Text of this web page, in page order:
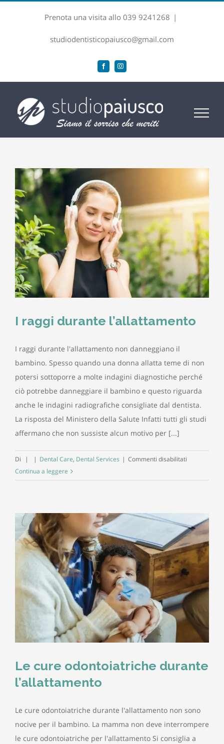
Prenota una visita allo 039 9241268 |
studiodentisticopaiusco@gmail.com
FacebookInstagram
I raggi durante l’allattamento
I raggi durante l'allattamento non danneggiano il
bambino. Spesso quando una donna allatta teme di non
potersi sottoporre a molte indagini diagnostiche perché
ciò potrebbe danneggiare il bambino e questo riguarda
anche le indagini radiografiche consigliate dal dentista.
La risposta del Ministero della Salute Infatti tutti gli studi
affermano che non sussiste alcun motivo per [...]
Di | | Dental Care, Dental Services | Commenti disabilitati
Continua a leggere
Le cure odontoiatriche durante
l’allattamento
Le cure odontoiatriche durante l'allattamento non sono
nocive per il bambino. La mamma non deve interrompere
le cure odontoiatriche per l'allattamento Si consiglia a